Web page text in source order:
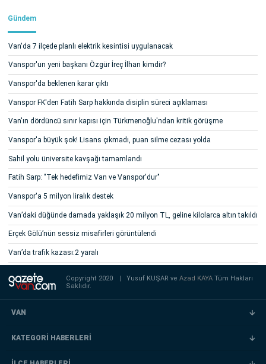
Gündem
Van'da 7 ilçede planlı elektrik kesintisi uygulanacak
Vanspor'un yeni başkanı Özgür İreç İlhan kimdir?
Vanspor'da beklenen karar çıktı
Vanspor FK'den Fatih Sarp hakkında disiplin süreci açıklaması
Van'ın dördüncü sınır kapısı için Türkmenoğlu'ndan kritik görüşme
Vanspor'a büyük şok! Lisans çıkmadı, puan silme cezası yolda
Sahil yolu üniversite kavşağı tamamlandı
Fatih Sarp: "Tek hedefimiz Van ve Vanspor'dur"
Vanspor'a 5 milyon liralık destek
Van’daki düğünde damada yaklaşık 20 milyon TL, geline kilolarca altın takıldı
Erçek Gölü’nün sessiz misafirleri görüntülendi
Van’da trafik kazası:2 yaralı
Copyright 2020 | Yusuf KUŞAR veAzad KAYATüm Hakları
Saklıdır.
VAN
KATEGORİ HABERLERİ